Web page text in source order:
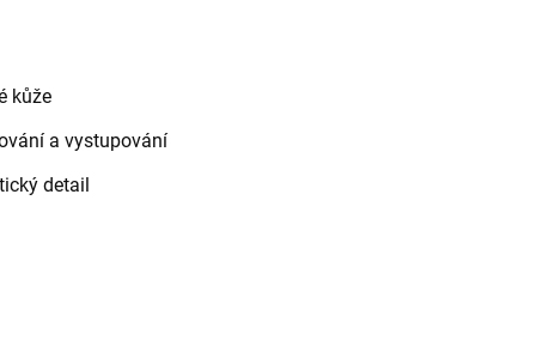
kůže
a vystupování
detail